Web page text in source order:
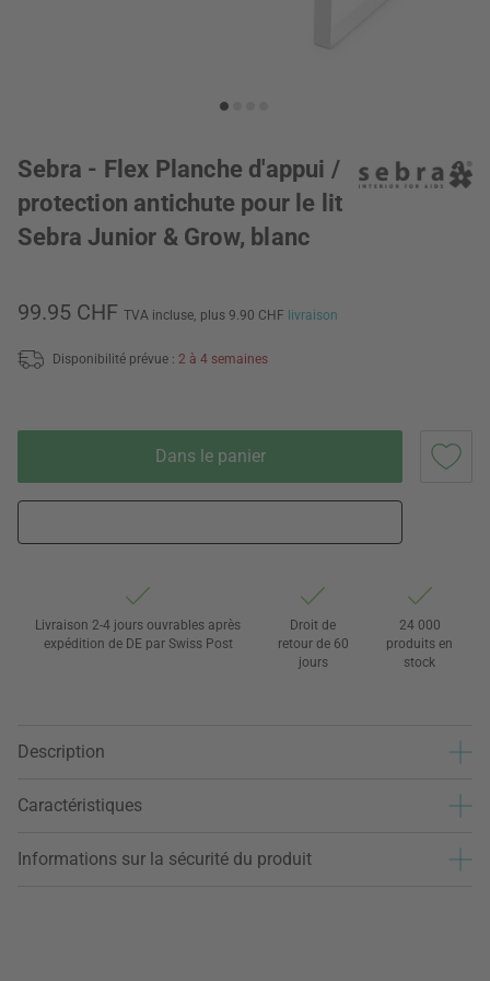
Sebra - Flex Planche d'appui /
protection antichute pour le lit
Sebra Junior & Grow, blanc
99.95 CHF TVA incluse, plus 9.90 CHF livraison
Disponibilité prévue : 2 à 4 semaines
Dans le panier
Livraison 2-4 jours ouvrables après
expédition de DE par Swiss Post
Droit de
retour de 60
jours
24 000
produits en
stock
Description
Caractéristiques
Informations sur la sécurité du produit